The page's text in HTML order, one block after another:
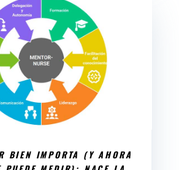
BIEN IMPORTA (Y AHORA